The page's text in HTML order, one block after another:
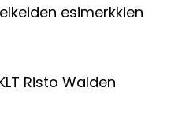
esimerkkien
Risto Walden